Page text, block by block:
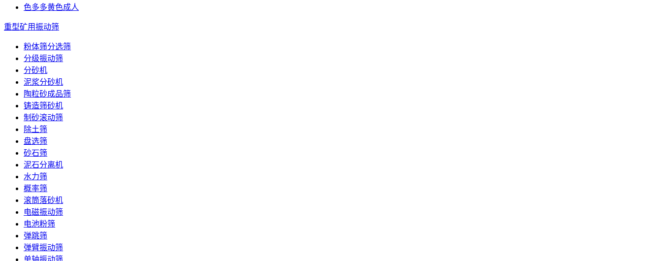
色多多黄色成人
重型矿用振动筛
粉体筛分选筛
分级振动筛
分砂机
泥浆分砂机
陶粒砂成品筛
铸造筛砂机
制砂滚动筛
除土筛
盘选筛
砂石筛
泥石分离机
水力筛
概率筛
滚筒落砂机
电磁振动筛
电池粉筛
弹跳筛
弹臂振动筛
单轴振动筛